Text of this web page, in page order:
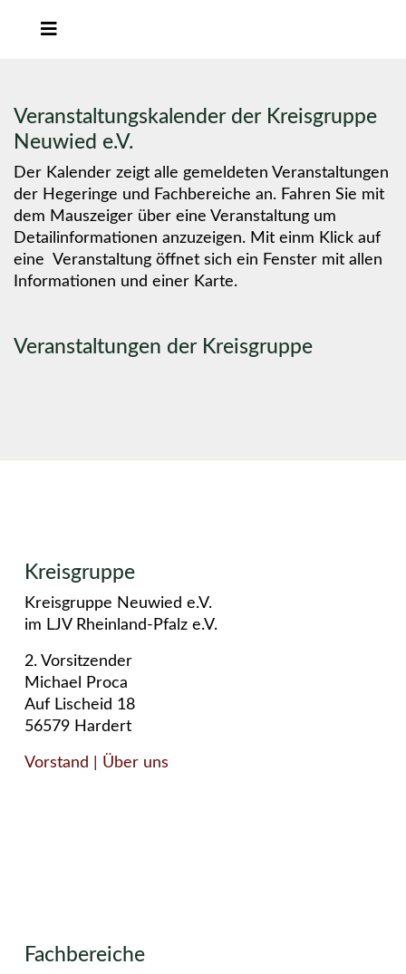
Veranstaltungskalender der Kreisgruppe
Neuwied e.V.
Der Kalender zeigt alle gemeldeten Veranstaltungen
der Hegeringe und Fachbereiche an. Fahren Sie mit
dem Mauszeiger über eine Veranstaltung um
Detailinformationen anzuzeigen. Mit einm Klick auf
eine Veranstaltung öffnet sich ein Fenster mit allen
Informationen und einer Karte.
Veranstaltungen der Kreisgruppe
Kreisgruppe
Kreisgruppe Neuwied e.V.
im LJV Rheinland-Pfalz e.V.
2. Vorsitzender
Michael Proca
Auf Lischeid 18
56579 Hardert
Vorstand | Über uns
Fachbereiche